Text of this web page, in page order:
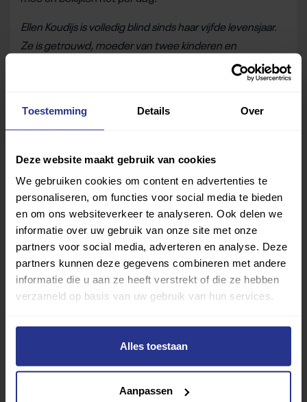
Toestemming Details Over
Deze website maakt gebruik van cookies
We gebruiken cookies om content en advertenties te
personaliseren, om functies voor social media te bieden
en om ons websiteverkeer te analyseren. Ook delen we
informatie over uw gebruik van onze site met onze
partners voor social media, adverteren en analyse. Deze
partners kunnen deze gegevens combineren met andere
informatie die u aan ze heeft verstrekt of die ze hebben
verzameld op basis van uw gebruik van hun services.
Alles toestaan
Aanpassen
Ellen Koudijs is volledig blind sinds haar vijfde levensjaar.
Ze is getrouwd, moeder van twee kinderen en
beleidsmedewerker bij het RIVM. Ze schrijft op Uniek
Sporten over haar dagelijks leven als blinde, werkende,
Deel dit bericht
Deel op Facebook